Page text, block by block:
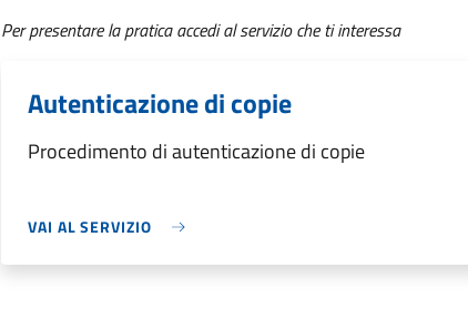
Per presentare la pratica accedi al servizio che ti interessa
Autenticazione di copie
Procedimento di autenticazione di copie
VAI AL SERVIZIO